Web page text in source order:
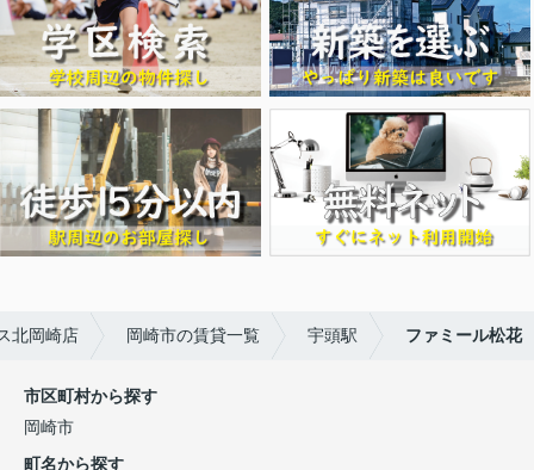
北岡崎店 岡崎市の賃貸一覧 宇頭駅 ファミール松花
市区町村から探す
岡崎市
町名から探す